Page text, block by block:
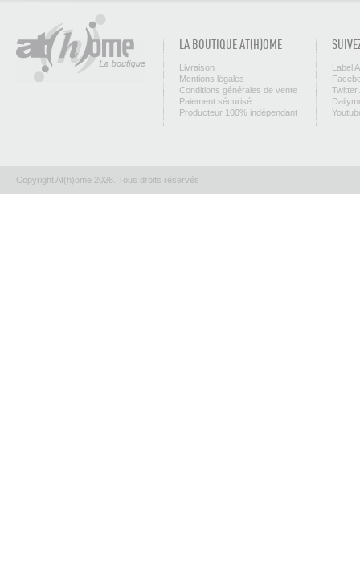
LA BOUTIQUE AT(H)OME
Livraison
Mentions légales
Conditions générales de vente
Paiement sécurisé
Producteur 100% indépendant
Label
Twitter
Copyright At(h)ome 2026. Tous droits réservés